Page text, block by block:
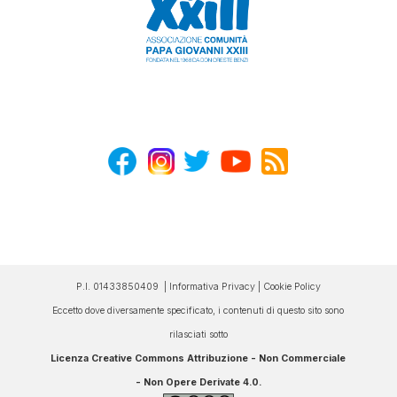
P.I. 01433850409 | Informativa Privacy| Cookie Policy
Eccetto dove diversamente specificato, i contenuti di questo sito sono
rilasciati sotto
Licenza Creative Commons Attribuzione - Non Commerciale
- Non Opere Derivate 4.0.